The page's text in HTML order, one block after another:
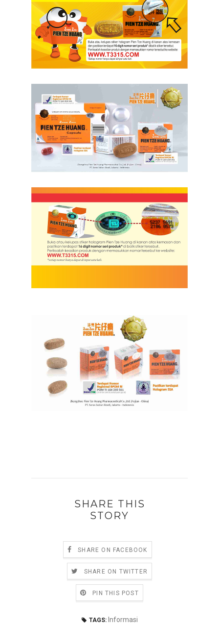
SHARE THIS
STORY
SHARE ON FACEBOOK
SHARE ON TWITTER
PIN THIS POST
TAGS: Informasi